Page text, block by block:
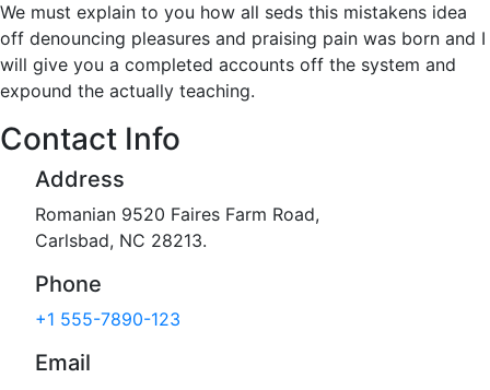
We must explain to you how all seds this mistakens idea
off denouncing pleasures and praising pain was born and I
will give you a completed accounts off the system and
expound the actually teaching.
Contact Info
Address
Romanian 9520 Faires Farm Road,
Carlsbad, NC 28213.
Phone
+1 555-7890-123
Email